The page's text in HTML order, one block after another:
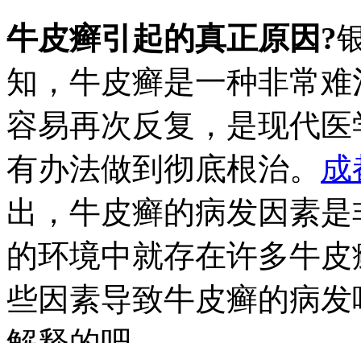
牛皮癣引起的真正原因?
知，牛皮癣是一种非常
容易再次反复，是现代
有办法做到彻底根治。
出，牛皮癣的病发因素
的环境中就存在许多牛
些因素导致牛皮癣的病